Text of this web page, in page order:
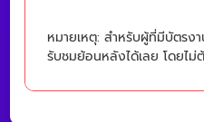
หมายเหตุ: สำหรับผู้ที่มีบัตรง
รับชมย้อนหลังได้เลย โดยไ